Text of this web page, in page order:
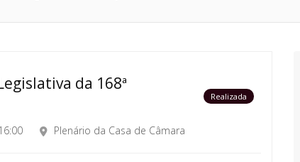
da 168ª
Realizada
Plenário da Casa de Câmara